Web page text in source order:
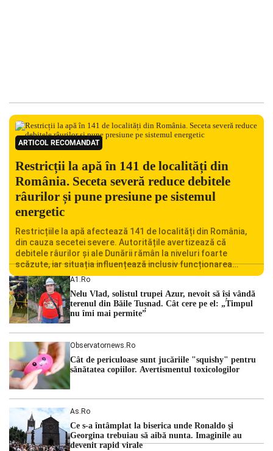
ARTICOL RECOMANDAT
Restricții la apă în 141 de localități din
România. Seceta severă reduce debitele
râurilor și pune presiune pe sistemul
energetic
Restricțiile la apă afectează 141 de localități din România,
din cauza secetei severe. Autoritățile avertizează că
debitele râurilor și ale Dunării rămân la niveluri foarte
scăzute, iar situația influențează inclusiv funcționarea
Centralei Nucleare de la Cernavodă. România se confruntă
cu una dintre cele mai dificile perioade din punct de vedere
hidrologic din ultimii ani. Lipsa […]
A1.ro
Nelu Vlad, solistul trupei Azur, nevoit să își vândă
terenul din Băile Tușnad. Cât cere pe el: „Timpul
nu îmi mai permite”
Observatornews.ro
Cât de periculoase sunt jucăriile "squishy" pentru
sănătatea copiilor. Avertismentul toxicologilor
As.ro
Ce s-a întâmplat la biserica unde Ronaldo şi
Georgina trebuiau să aibă nunta. Imaginile au
devenit rapid virale